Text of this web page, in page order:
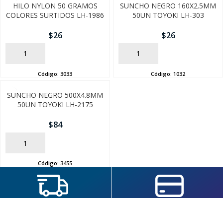
HILO NYLON 50 GRAMOS
COLORES SURTIDOS LH-1986
$26
AÑADIR
Código: 3033
SUNCHO NEGRO 160X2.5MM
50UN TOYOKI LH-303
$26
AÑADIR
Código: 1032
SUNCHO NEGRO 500X4.8MM
50UN TOYOKI LH-2175
$84
AÑADIR
Código: 3455